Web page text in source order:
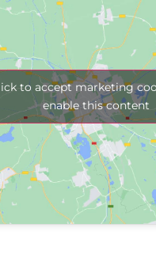
to accept marketing
enable this content